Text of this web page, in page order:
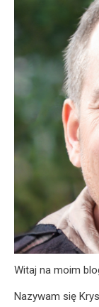
Witaj na moim
Nazywam się